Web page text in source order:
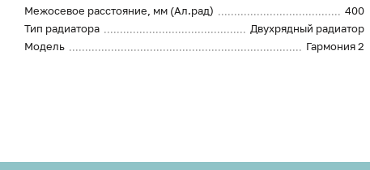
Межосевое расстояние, мм (Ал.рад)
400
Тип радиатора
Двухрядный радиатор
Модель
Гармония 2